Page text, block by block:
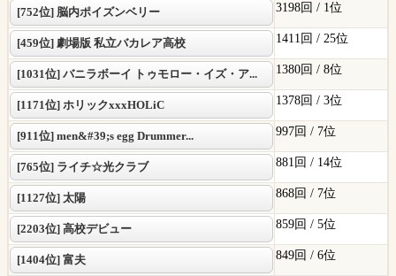
[752位] 脳内ポイズンベリー 3198回 / 1位
[459位] 劇場版 私立バカレア高校 1411回 / 25位
[1031位] バニラボーイ トゥモロー・イズ・ア... 1380回 / 8位
[1171位] ホリックxxxHOLiC 1378回 / 3位
[911位] men&#39;s egg Drummer... 997回 / 7位
[765位] ライチ☆光クラブ 881回 / 14位
[1127位] 太陽 868回 / 7位
[2203位] 高校デビュー 859回 / 5位
[1404位] 富夫 849回 / 6位